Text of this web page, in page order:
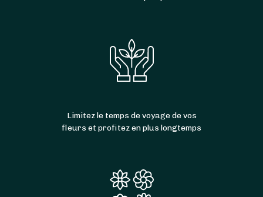
Limitez le temps de voyage de vos
fleurs et profitez en plus longtemps